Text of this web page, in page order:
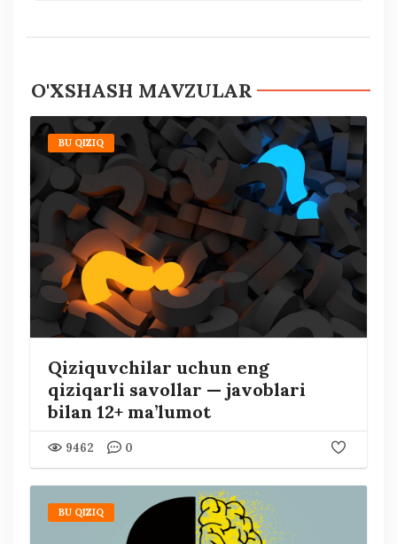
O'XSHASH MAVZULAR
BU QIZIQ
Qiziquvchilar uchun eng
qiziqarli savollar — javoblari
bilan 12+ ma’lumot
9462 0
BU QIZIQ